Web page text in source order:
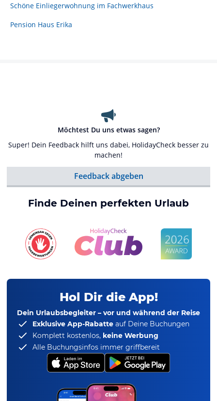
Schöne Einliegerwohnung im Fachwerkhaus
Pension Haus Erika
Möchtest Du uns etwas sagen?
Super! Dein Feedback hilft uns dabei, HolidayCheck besser zu
machen!
Feedback abgeben
Finde Deinen perfekten Urlaub
Hol Dir die App!
Dein Urlaubsbegleiter – vor und während der Reise
Exklusive App-Rabatte auf Deine Buchungen
Komplett kostenlos, keine Werbung
Alle Buchungsinfos immer griffbereit